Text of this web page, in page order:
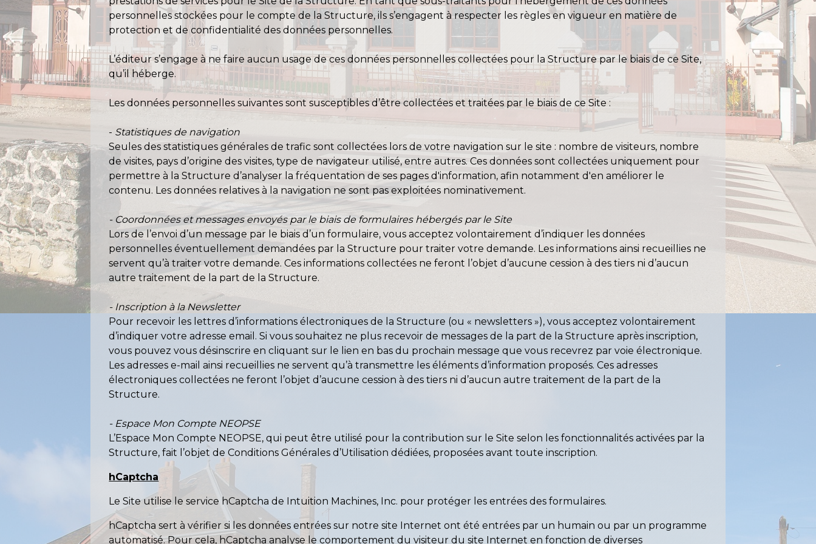
personnelles stockées pour le compte de la Structure, ils s’engagent à respecter les règles en vigueur en matière de
protection et de confidentialité des données personnelles.
L’éditeur s’engage à ne faire aucun usage de ces données personnelles collectées pour la Structure par le biais de ce Site,
qu’il héberge.
Les données personnelles suivantes sont susceptibles d’être collectées et traitées par le biais de ce Site :
- Statistiques de navigation
Seules des statistiques générales de trafic sont collectées lors de votre navigation sur le site : nombre de visiteurs, nombre
de visites, pays d’origine des visites, type de navigateur utilisé, entre autres. Ces données sont collectées uniquement pour
permettre à la Structure d’analyser la fréquentation de ses pages d'information, afin notamment d'en améliorer le
contenu. Les données relatives à la navigation ne sont pas exploitées nominativement.
- Coordonnées et messages envoyés par le biais de formulaires hébergés par le Site
Lors de l’envoi d’un message par le biais d’un formulaire, vous acceptez volontairement d’indiquer les données
personnelles éventuellement demandées par la Structure pour traiter votre demande. Les informations ainsi recueillies ne
servent qu’à traiter votre demande. Ces informations collectées ne feront l’objet d’aucune cession à des tiers ni d’aucun
autre traitement de la part de la Structure.
- Inscription à la Newsletter
Pour recevoir les lettres d’informations électroniques de la Structure (ou « newsletters »), vous acceptez volontairement
d’indiquer votre adresse email. Si vous souhaitez ne plus recevoir de messages de la part de la Structure après inscription,
vous pouvez vous désinscrire en cliquant sur le lien en bas du prochain message que vous recevrez par voie électronique.
Les adresses e-mail ainsi recueillies ne servent qu’à transmettre les éléments d’information proposés. Ces adresses
électroniques collectées ne feront l’objet d’aucune cession à des tiers ni d’aucun autre traitement de la part de la
Structure.
- Espace Mon Compte NEOPSE
L’Espace Mon Compte NEOPSE, qui peut être utilisé pour la contribution sur le Site selon les fonctionnalités activées par la
Structure, fait l’objet de Conditions Générales d’Utilisation dédiées, proposées avant toute inscription.
hCaptcha
Le Site utilise le service hCaptcha de Intuition Machines, Inc. pour protéger les entrées des formulaires.
hCaptcha sert à vérifier si les données entrées sur notre site Internet ont été entrées par un humain ou par un programme
automatisé. Pour cela, hCaptcha analyse le comportement du visiteur du site Internet en fonction de diverses